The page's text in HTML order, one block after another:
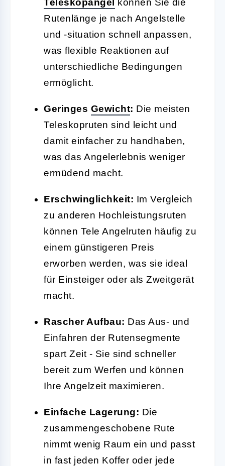
Teleskopangel können Sie die
Rutenlänge je nach Angelstelle
und -situation schnell anpassen,
was flexible Reaktionen auf
unterschiedliche Bedingungen
ermöglicht.
Geringes Gewicht: Die meisten
Teleskopruten sind leicht und
damit einfacher zu handhaben,
was das Angelerlebnis weniger
ermüdend macht.
Erschwinglichkeit: Im Vergleich
zu anderen Hochleistungsruten
können Tele Angelruten häufig zu
einem günstigeren Preis
erworben werden, was sie ideal
für Einsteiger oder als Zweitgerät
macht.
Rascher Aufbau: Das Aus- und
Einfahren der Rutensegmente
spart Zeit - Sie sind schneller
bereit zum Werfen und können
Ihre Angelzeit maximieren.
Einfache Lagerung: Die
zusammengeschobene Rute
nimmt wenig Raum ein und passt
in fast jeden Koffer oder jede